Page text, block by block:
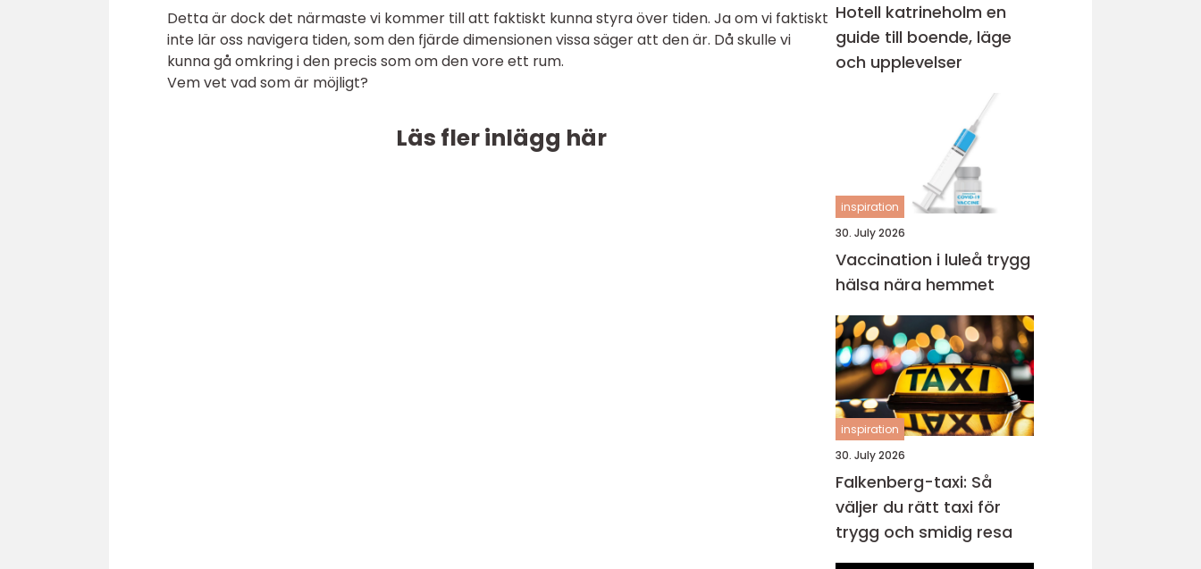
Detta är dock det närmaste vi kommer till att faktiskt kunna styra över tiden. Ja om vi faktiskt
inte lär oss navigera tiden, som den fjärde dimensionen vissa säger att den är. Då skulle vi
kunna gå omkring i den precis som om den vore ett rum.
Vem vet vad som är möjligt?
Läs fler inlägg här
Hotell katrineholm en
guide till boende, läge
och upplevelser
inspiration
30. July 2026
Vaccination i luleå trygg
hälsa nära hemmet
inspiration
30. July 2026
Falkenberg-taxi: Så
väljer du rätt taxi för
trygg och smidig resa